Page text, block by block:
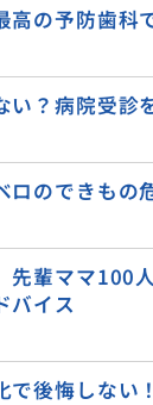
高の予防歯科
い？病院受診
ロのできもの
先輩ママ100
バイス
で後悔しない